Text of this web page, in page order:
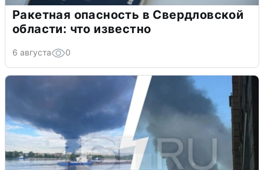
Ракетная опасность в Свердловской
области: что известно
6 августа 0